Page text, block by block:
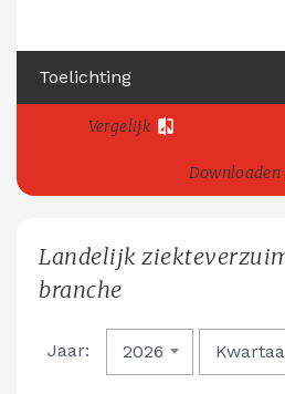
Toelichting
Vergelijk
Downloaden
Landelijk
branche